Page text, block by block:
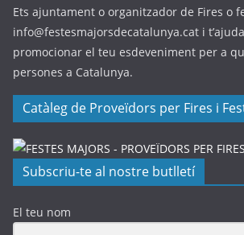
Ets ajuntament o organitzador de Fires o
info@festesmajorsdecatalunya.cat i
promocionar el teu esdeveniment per a
persones a Catalunya.
Catàleg de Proveïdors per Fires i
Subscriu-te al nostre butlletí
El teu nom